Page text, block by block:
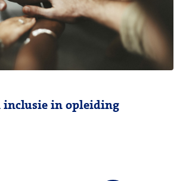
inclusie in opleiding